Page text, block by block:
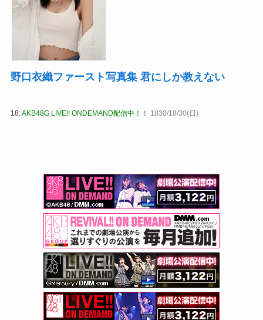
野口衣織ファースト写真集 君にしか教えない
18:AKB48G LIVE!! ONDEMAND配信中！！ 1830/18/30(日)